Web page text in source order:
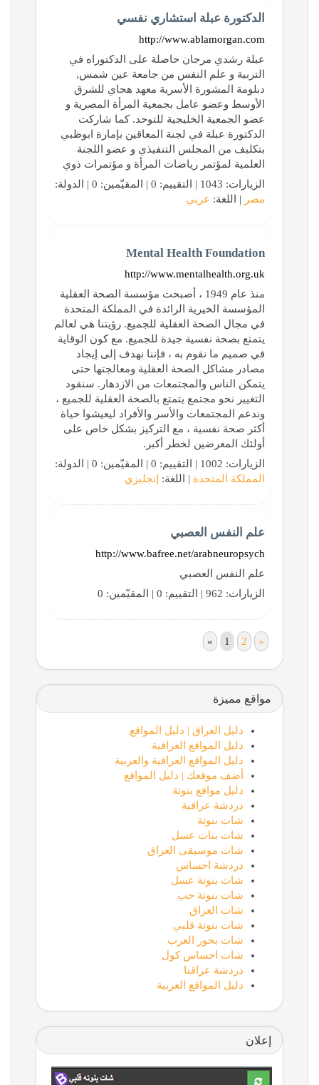
الدكتورة عبلة استشاري نفسي
http://www.ablamorgan.com
عبلة رشدي مرجان حاصلة على الدكتوراه في
التربية و علم النفس من جامعة عين شمس,
دبلومة المشورة الأسرية معهد هجاي للشرق
الأوسط وعضو عامل بجمعية المرأة المصرية و
عضو الجمعية الخليجية للتوحد. كما شاركت
الدكتورة عبلة في لجنة المعاقين بإمارة ابوظبي
بتكليف من المجلس التنفيذي و عضو اللجنة
العلمية لمؤتمر رياضات المرأة و مؤتمرات ذوي
الزيارات: 1043 | التقييم: 0 | المقيّمين: 0 | الدولة:
مصر | اللغة: عربي
Mental Health Foundation
http://www.mentalhealth.org.uk
منذ عام 1949 ، أصبحت مؤسسة الصحة العقلية
المؤسسة الخيرية الرائدة في المملكة المتحدة
في مجال الصحة العقلية للجميع. رؤيتنا هي لعالم
يتمتع بصحة نفسية جيدة للجميع. مع كون الوقاية
في صميم ما نقوم به ، فإننا نهدف إلى إيجاد
مصادر مشاكل الصحة العقلية ومعالجتها حتى
يتمكن الناس والمجتمعات من الازدهار. سنقود
التغيير نحو مجتمع يتمتع بالصحة العقلية للجميع ،
وندعم المجتمعات والأسر والأفراد ليعيشوا حياة
أكثر صحة نفسية ، مع التركيز بشكل خاص على
أولئك المعرضين لخطر أكبر.
الزيارات: 1002 | التقييم: 0 | المقيّمين: 0 | الدولة:
المملكة المتحدة | اللغة: إنجليزي
علم النفس العصبي
http://www.bafree.net/arabneuropsych
علم النفس العصبي
الزيارات: 962 | التقييم: 0 | المقيّمين: 0
« 1 2 »
مواقع مميزة
دليل العراق | دليل المواقع
دليل المواقع العراقية
دليل المواقع العراقية والعربية
أضف موقعك | دليل المواقع
دليل مواقع بنوتة
دردشة عراقية
شات بنوتة
شات بنات عسل
شات موسيقى العراق
دردشة احساس
شات بنوتة عسل
شات بنوتة حب
شات العراق
شات بنوتة قلبي
شات بحور العرب
شات احساس كول
دردشة عراقنا
دليل المواقع العربية
إعلان